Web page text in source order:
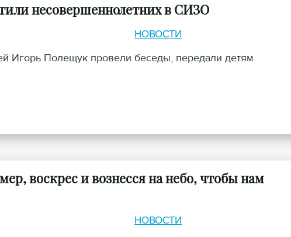
несовершеннолетних в СИЗО
НОВОСТИ
Игорь Полещук провели беседы, передали детям
воскрес и вознесся на небо, чтобы нам
НОВОСТИ